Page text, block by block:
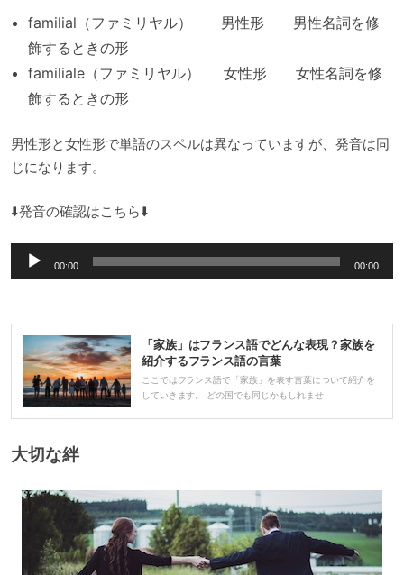
familial（ファミリヤル） 男性形 男性名詞を修
飾するときの形
familiale（ファミリヤル） 女性形 女性名詞を修
飾するときの形
男性形と女性形で単語のスペルは異なっていますが、発音は同
じになります。
⬇️発音の確認はこちら⬇️
声
レ
ー
ヤ
ー
00:00 00:00
「家族」はフランス語でどんな表現？家族を
紹介するフランス語の言葉
ここではフランス語で「家族」を表す言葉について紹介を
していきます。 どの国でも同じかもしれませ
大切な絆